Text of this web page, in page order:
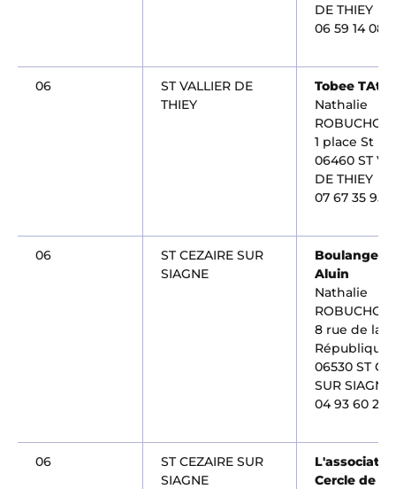
DE THIEY
06 59 14 08
06
ST VALLIER DE
THIEY
Tobee
Nathalie
ROBUCHON
1 place St
06460 ST
DE THIEY
07 67 35 95
06
ST CEZAIRE SUR
SIAGNE
Boulangerie
Aluin
Nathalie
ROBUCHON
8 rue de la
République
06530 ST
SUR SIAGNE
04 93 60 21
06
ST CEZAIRE SUR
SIAGNE
Cercle de